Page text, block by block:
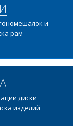
и
рам
диски
изделий